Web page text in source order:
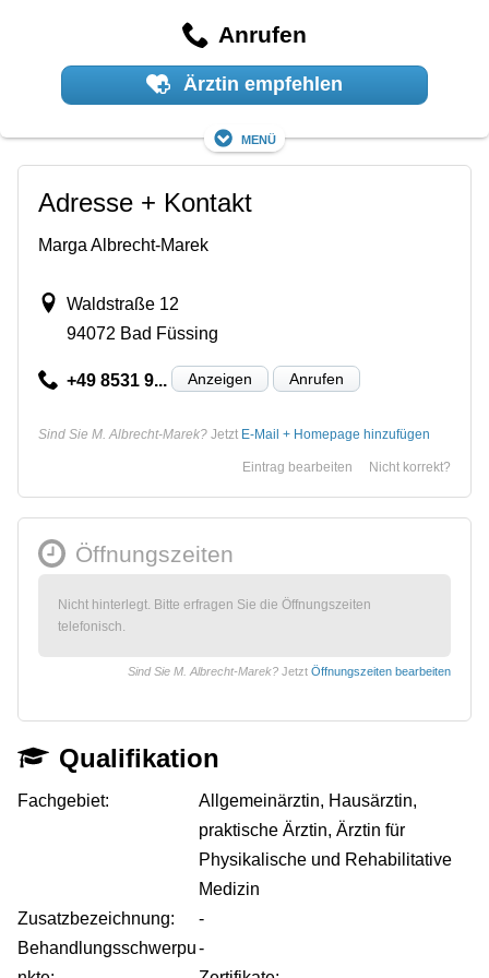
Anrufen
Ärztin empfehlen
Menü
Adresse + Kontakt
Marga Albrecht-Marek
Waldstraße 12
94072 Bad Füssing
+49 8531 9... Anzeigen Anrufen
Sind Sie M. Albrecht-Marek? Jetzt E-Mail + Homepage hinzufügen
Nicht korrekt?
Eintrag bearbeiten
Öffnungszeiten
Nicht hinterlegt. Bitte erfragen Sie die Öffnungszeiten
telefonisch.
Sind Sie M. Albrecht-Marek? Jetzt Öffnungszeiten bearbeiten
Qualifikation
Fachgebiet:
Allgemeinärztin, Hausärztin,
praktische Ärztin, Ärztin für
Physikalische und Rehabilitative
Medizin
Zusatzbezeichnung:
-
Behandlungsschwerpu-